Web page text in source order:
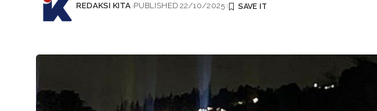
REDAKSI KITA PUBLISHED 22/10/2025